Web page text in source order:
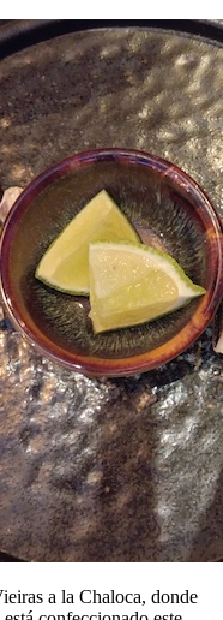
a la Chaloca, donde